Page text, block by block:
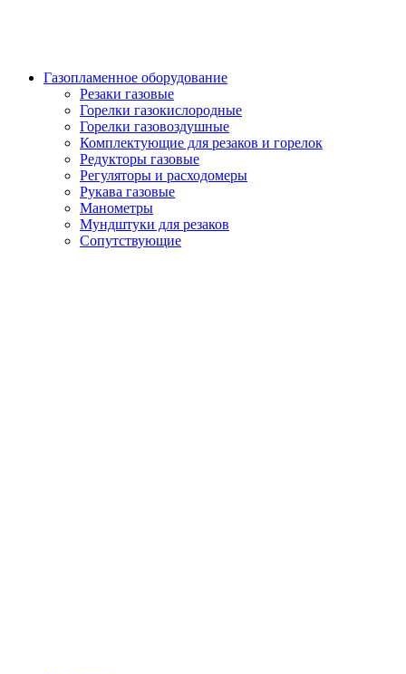
Газопламенное оборудование
Резаки газовые
Горелки газокислородные
Горелки газовоздушные
Комплектующие для резаков и горелок
Редукторы газовые
Регуляторы и расходомеры
Рукава газовые
Манометры
Мундштуки для резаков
Сопутствующие